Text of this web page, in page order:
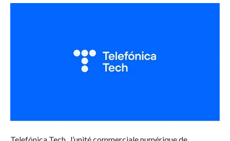
Telefónica Tech , l’unité commerciale numérique de